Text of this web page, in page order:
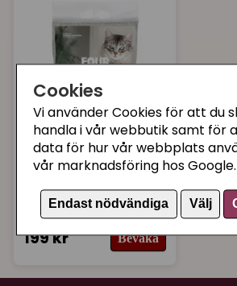
Cookies
Vi använder Cookies för att du
handla i vår webbutik samt för
data för hur vår webbplats
vår marknadsföring hos Google.
Endast nödvändiga Välj
FOURFRIENDS KATTMAT
FourFriends
Kattsand
Oparfymerad 10 kg
199 kr Bevaka